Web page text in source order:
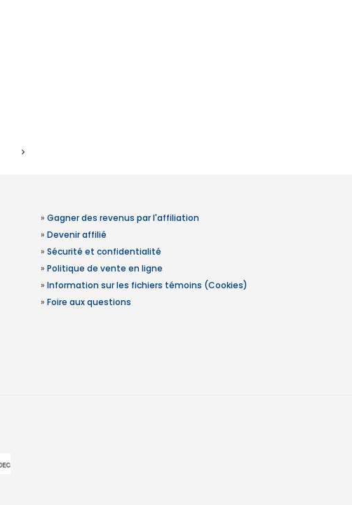
» Gagner des revenus par l'affiliation
» Devenir affilié
» Sécurité et confidentialité
» Politique de vente en ligne
» Information sur les fichiers témoins (Cookies)
» Foire aux questions